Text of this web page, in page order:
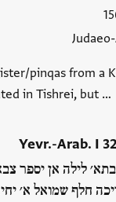
pinqas from a
in Tishrei, but …
Yevr.-Arab. I
לילה אן יספר
חלף שמואל א׳